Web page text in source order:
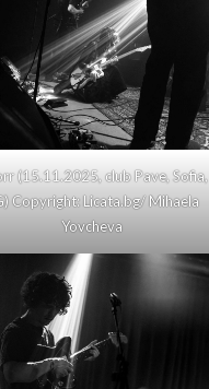
(15.11.2025, club Pave, Sofia,
Copyright: Licata.bg/ Mihaela
Yovcheva